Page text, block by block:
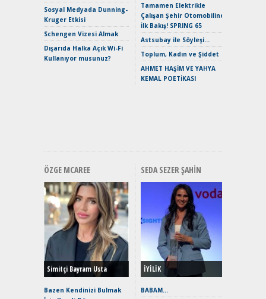
Sosyal Medyada Dunning-
Kruger Etkisi
Schengen Vizesi Almak
Dışarıda Halka Açık Wi-Fi
Kullanıyor musunuz?
Tamamen Elektrikle
Çalışan Şehir Otomobiline
İlk Bakış! SPRING 65
Astsubay ile Söyleşi…
Toplum, Kadın ve Şiddet
AHMET HAŞİM VE YAHYA
KEMAL POETİKASI
ÖZGE MCAREE
Simitçi Bayram Usta
Bazen Kendinizi Bulmak
SEDA SEZER ŞAHIN
İYİLİK
BABAM…